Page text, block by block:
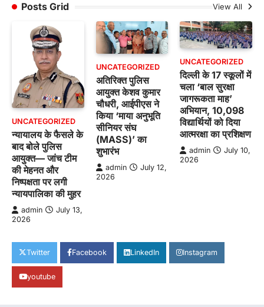
Posts Grid View All
UNCATEGORIZED
न्यायालय के फैसले के
बाद बोले पुलिस
आयुक्त— जांच टीम
की मेहनत और
निष्पक्षता पर लगी
न्यायपालिका की मुहर
admin
July 13,
2026
UNCATEGORIZED
अतिरिक्त पुलिस
आयुक्त केशव कुमार
चौधरी, आईपीएस ने
किया ‘माया अनुभूति
सीनियर संघ
(MASS)’ का
शुभारंभ
admin
July 12,
2026
UNCATEGORIZED
दिल्ली के 17 स्कूलों में
चला ‘बाल सुरक्षा
जागरूकता माह’
अभियान, 10,098
विद्यार्थियों को दिया
आत्मरक्षा का प्रशिक्षण
admin
July 10,
2026
Twitter Facebook LinkedIn Instagram
youtube